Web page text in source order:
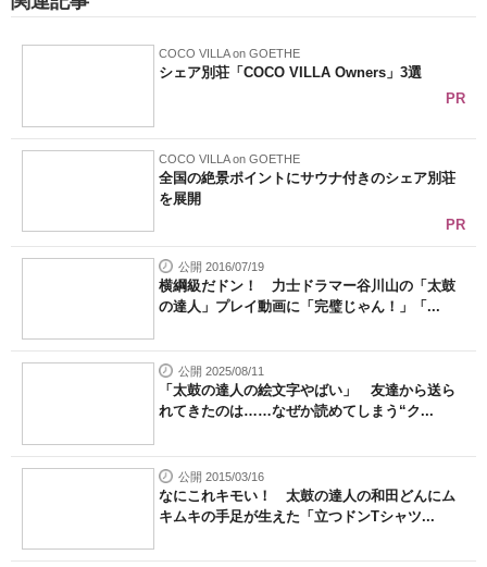
COCO VILLA on GOETHE
シェア別荘「COCO VILLA Owners」3選
PR
COCO VILLA on GOETHE
全国の絶景ポイントにサウナ付きのシェア別荘
を展開
PR
公開 2016/07/19
横綱級だドン！ 力士ドラマー谷川山の「太鼓
の達人」プレイ動画に「完璧じゃん！」「...
公開 2025/08/11
「太鼓の達人の絵文字やばい」 友達から送ら
れてきたのは……なぜか読めてしまう“ク...
公開 2015/03/16
なにこれキモい！ 太鼓の達人の和田どんにム
キムキの手足が生えた「立つドンTシャツ...